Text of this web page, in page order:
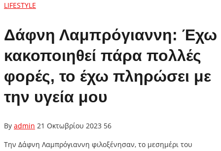
LIFESTYLE
Δάφνη Λαμπρόγιαννη: Έχω
κακοποιηθεί πάρα πολλές
φορές, το έχω πληρώσει με
την υγεία μου
By admin 21 Οκτωβρίου 2023 56
Την Δάφνη Λαμπρόγιαννη φιλοξένησαν, το μεσημέρι του